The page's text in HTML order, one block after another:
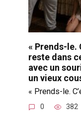
« Prends-le.
reste dans
avec un
un vieux
« Prends-le.
0 382